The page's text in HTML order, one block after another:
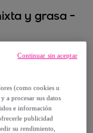
y grasa -
(como cookies u
a procesar sus datos
e información
publicidad
su rendimiento,
Continuar sin aceptar